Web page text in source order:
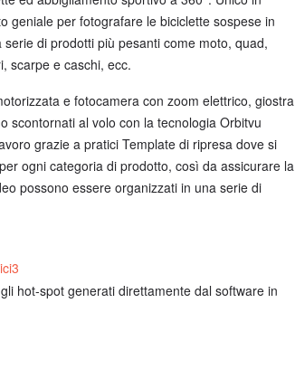
geniale per fotografare le biciclette sospese in
di prodotti più pesanti come moto, quad,
scarpe e caschi, ecc.
e fotocamera con zoom elettrico, giostra
scontornati al volo con la tecnologia Orbitvu
grazie a pratici Template di ripresa dove si
ogni categoria di prodotto, così da assicurare la
possono essere organizzati in una serie di
hot-spot generati direttamente dal software in